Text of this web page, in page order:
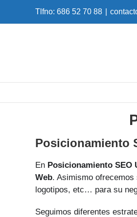
Tlfno: 686 52 70 88
Posicionamiento
En Posicionamiento SEO
Web. Asimismo
logotipos, etc… para su
Seguimos diferentes